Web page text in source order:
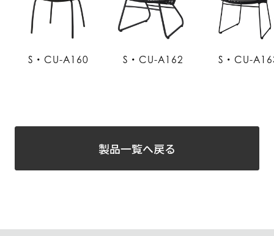
S・CU-A160 S・CU-A162 S・CU-
製品一覧へ戻る